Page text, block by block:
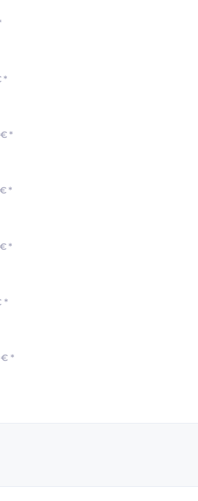
*
*
*
*
*
*